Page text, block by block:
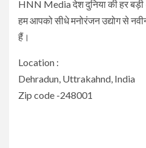
HNN Media देश दुनिया की हर
हम आपको सीधे मनोरंजन उद्योग से
हैं।
Location :
Dehradun, Uttrakahnd, India
Zip code -248001